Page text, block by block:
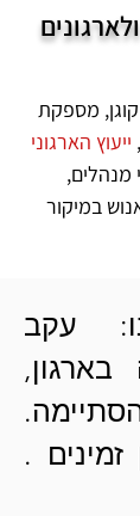
, מספקת
ייעוץ הארגוני
מנהלים,
במיקור
עקב
.